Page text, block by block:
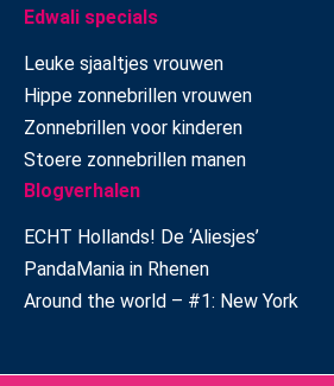
Edwali specials
Leuke sjaaltjes vrouwen
Hippe zonnebrillen vrouwen
Zonnebrillen voor kinderen
Stoere zonnebrillen manen
Blogverhalen
ECHT Hollands! De ‘Aliesjes’
PandaMania in Rhenen
Around the world – #1: New York